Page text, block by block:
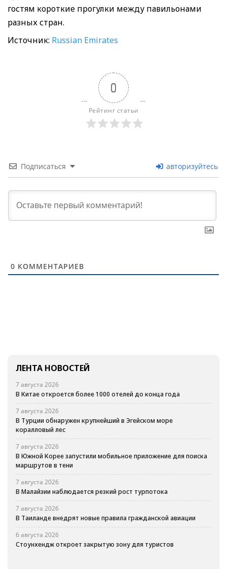
гостям короткие прогулки между павильонами
разных стран.
Источник: Russian Emirates
0
Рейтинг статьи
Подписаться авторизуйтесь
0 КОММЕНТАРИЕВ
ЛЕНТА НОВОСТЕЙ
7 августа 2026
В Китае откроется более 1000 отелей до конца года
7 августа 2026
В Турции обнаружен крупнейший в Эгейском море
коралловый лес
7 августа 2026
В Южной Корее запустили мобильное приложение для поиска
маршрутов в тени
7 августа 2026
В Малайзии наблюдается резкий рост турпотока
7 августа 2026
В Таиланде внедрят новые правила гражданской авиации
6 августа 2026
Стоунхендж откроет закрытую зону для туристов